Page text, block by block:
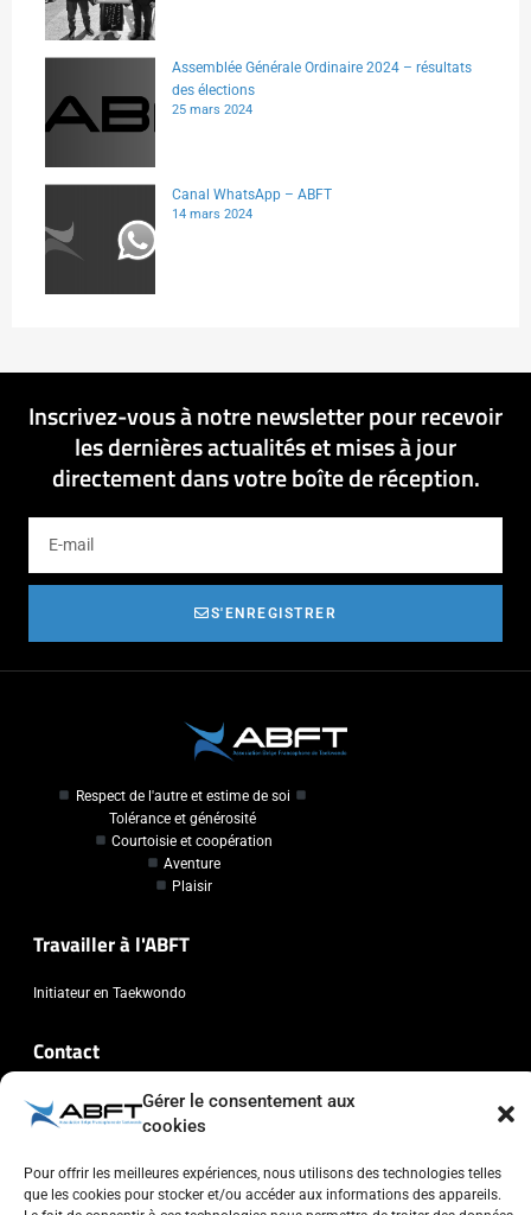
Gérer le consentement aux
cookies
Pour offrir les meilleures expériences, nous utilisons des technologies telles
que les cookies pour stocker et/ou accéder aux informations des appareils.
Assemblée Générale Ordinaire 2024 – résultats
des élections
25 mars 2024
Canal WhatsApp – ABFT
14 mars 2024
Inscrivez-vous à notre newsletter pour recevoir
les dernières actualités et mises à jour
directement dans votre boîte de réception.
S'ENREGISTRER
Respect de l'autre et estime de soi
Tolérance et générosité
Courtoisie et coopération
Aventure
Plaisir
Travailler à l'ABFT
Initiateur en Taekwondo
Contact
Association Belge Francophone de Taekwondo
Chaussée de Wavre, 2057 - 1160 Auderghem
+32 (0)2 347 34 77